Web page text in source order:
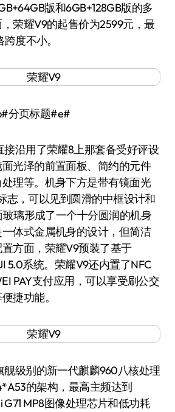
版和6GB+128GB版的多
荣耀V9的起售价为2599元，最
度不小。
分页标题#e#
沿用了荣耀8上那套备受好评设
光泽的前置面板、简约的元件
理等。机身下方是带有镜面光
志，可以见到圆滑的中框设计和
璃形成了一个十分圆润的机身
体式金属机身的设计，但简洁
方面，荣耀V9预装了基于
5.0系统。荣耀V9还内置了NFC
PAY支付应用，可以享受刷公交
捷功能。
级别的新一代麒麟960八核处理
的架构，最高主频达到
G71 MP8图像处理芯片和低功耗